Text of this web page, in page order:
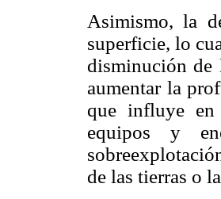
Asimismo, la
superficie, lo
disminución de
aumentar la
que influye en
equipos y
de las tierras o